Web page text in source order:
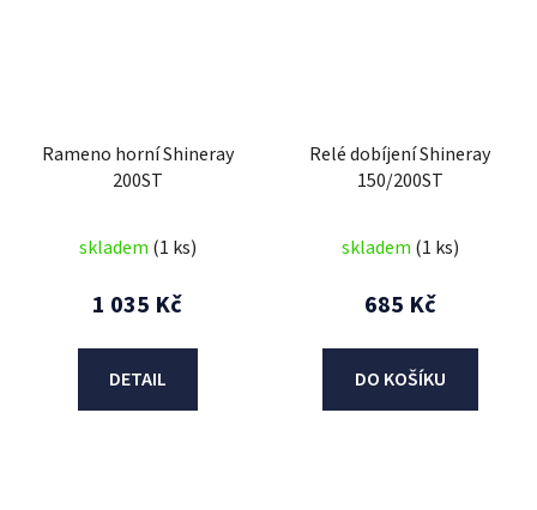
Rameno horní Shineray
200ST
skladem (1 ks)
1 035 Kč
DETAIL
Relé dobíjení Shineray
150/200ST
skladem (1 ks)
685 Kč
DO KOŠÍKU